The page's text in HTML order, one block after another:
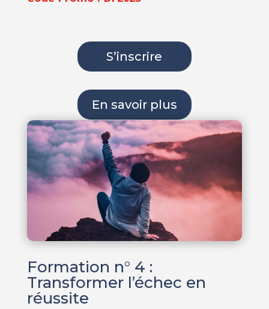
S’inscrire
En savoir plus
Formation n° 4 :
Transformer l’échec en
réussite